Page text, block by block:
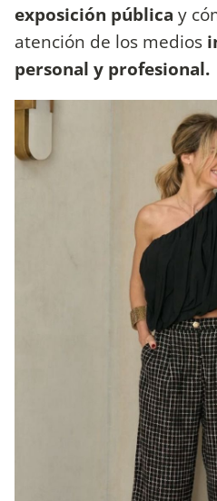
exposición pública y
atención de los medios
personal y profesional.